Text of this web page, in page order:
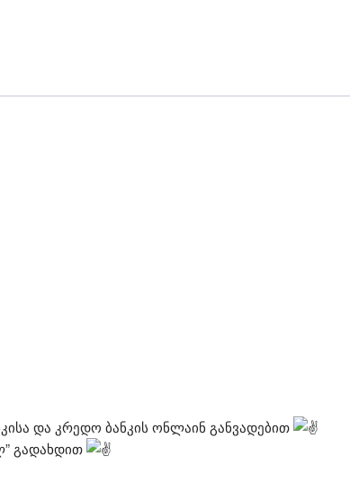
და კრედო ბანკის ონლაინ განვადებით
გადახდით